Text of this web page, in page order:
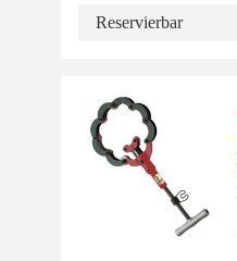
Reservierbar